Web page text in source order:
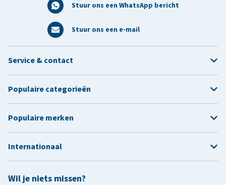
Stuur ons een WhatsApp bericht
Stuur ons een e-mail
Wil je niets missen?
Service & contact
Populaire categorieën
Populaire merken
Internationaal